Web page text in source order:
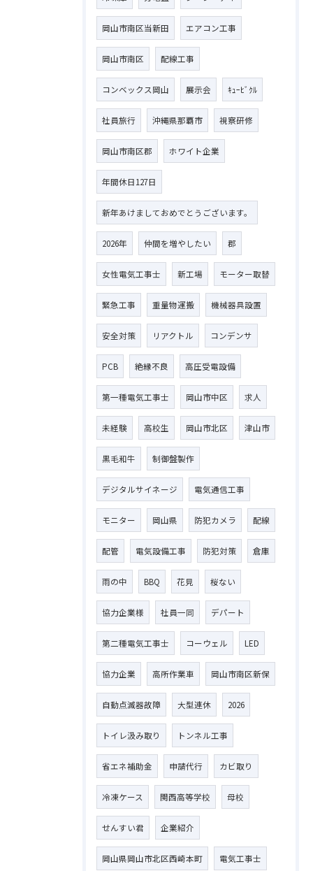
岡山市南区当新田 エアコン工事
岡山市南区 配線工事
コンベックス岡山 展示会 ｷｭｰﾋﾞｸﾙ
社員旅行 沖縄県那覇市 視察研修
岡山市南区郡 ホワイト企業
年間休日127日
新年あけましておめでとうございます。
2026年 仲間を増やしたい 郡
女性電気工事士 新工場 モーター取替
緊急工事 重量物運搬 機械器具設置
安全対策 リアクトル コンデンサ
PCB 絶縁不良 高圧受電設備
第一種電気工事士 岡山市中区 求人
未経験 高校生 岡山市北区 津山市
黒毛和牛 制御盤製作
デジタルサイネージ 電気通信工事
モニター 岡山県 防犯カメラ 配線
配管 電気設備工事 防犯対策 倉庫
雨の中 BBQ 花見 桜ない
協力企業様 社員一同 デパート
第二種電気工事士 コーウェル LED
協力企業 高所作業車 岡山市南区新保
自動点滅器故障 大型連休 2026
トイレ汲み取り トンネル工事
省エネ補助金 申請代行 カビ取り
冷凍ケース 関西高等学校 母校
せんすい君 企業紹介
岡山県岡山市北区西崎本町 電気工事士
お問い合わせはこちら